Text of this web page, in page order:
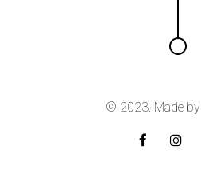
© 2023. Made by